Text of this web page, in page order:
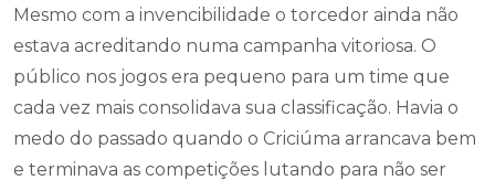
Mesmo com a invencibilidade o torcedor ainda não
estava acreditando numa campanha vitoriosa. O
público nos jogos era pequeno para um time que
cada vez mais consolidava sua classificação. Havia o
medo do passado quando o Criciúma arrancava bem
e terminava as competições lutando para não ser